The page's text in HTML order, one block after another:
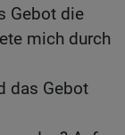
Gebot die
mich durch
das Gebot